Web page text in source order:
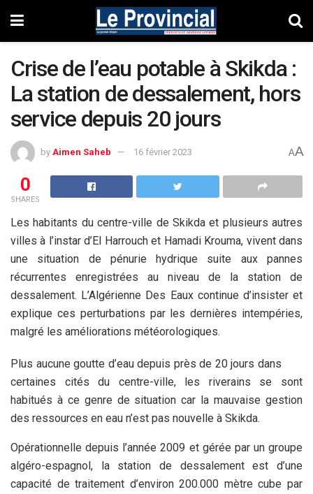
Crise de l’eau potable à Skikda :
La station de dessalement, hors
service depuis 20 jours
by Aimen Saheb 16 février 2023 AA
0
SHARES
Les habitants du centre-ville de Skikda et plusieurs autres
villes à l’instar d’El Harrouch et Hamadi Krouma, vivent dans
une situation de pénurie hydrique suite aux pannes
récurrentes enregistrées au niveau de la station de
dessalement. L’Algérienne Des Eaux continue d’insister et
explique ces perturbations par les dernières intempéries,
malgré les améliorations météorologiques.
Plus aucune goutte d’eau depuis près de 20 jours dans
certaines cités du centre-ville, les riverains se sont
habitués à ce genre de situation car la mauvaise gestion
des ressources en eau n’est pas nouvelle à Skikda.
Opérationnelle depuis l’année 2009 et gérée par un groupe
algéro-espagnol, la station de dessalement est d’une
capacité de traitement d’environ 200.000 mètre cube par